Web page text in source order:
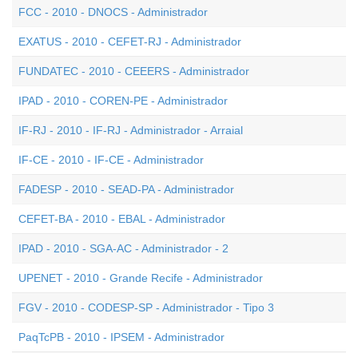
FCC - 2010 - DNOCS - Administrador
EXATUS - 2010 - CEFET-RJ - Administrador
FUNDATEC - 2010 - CEEERS - Administrador
IPAD - 2010 - COREN-PE - Administrador
IF-RJ - 2010 - IF-RJ - Administrador - Arraial
IF-CE - 2010 - IF-CE - Administrador
FADESP - 2010 - SEAD-PA - Administrador
CEFET-BA - 2010 - EBAL - Administrador
IPAD - 2010 - SGA-AC - Administrador - 2
UPENET - 2010 - Grande Recife - Administrador
FGV - 2010 - CODESP-SP - Administrador - Tipo 3
PaqTcPB - 2010 - IPSEM - Administrador